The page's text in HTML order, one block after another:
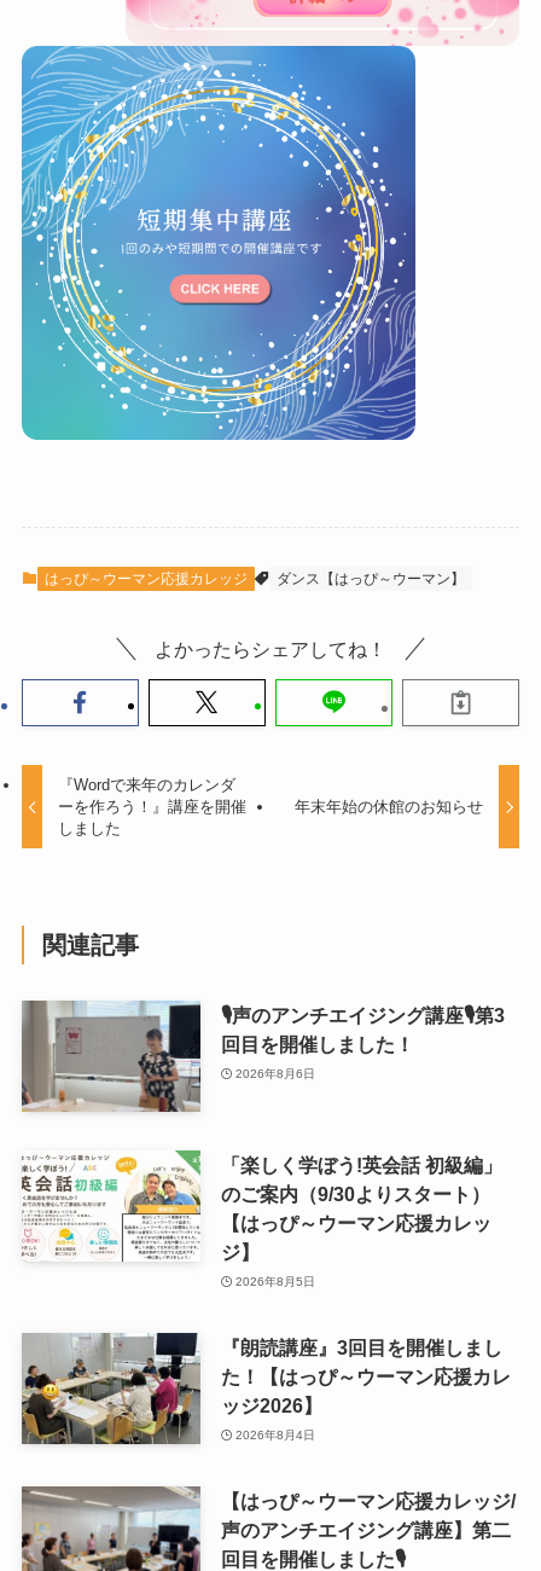
はっぴ～ウーマン応援カレッジ ダンス【はっぴ～ウーマン】
よかったらシェアしてね！
『Wordで来年のカレンダ
ーを作ろう！』講座を開催
しました
年末年始の休館のお知らせ
関連記事
🎙声のアンチエイジング講座🎙第3
回目を開催しました！
2026年8月6日
「楽しく学ぼう!英会話 初級編」
のご案内（9/30よりスタート）
【はっぴ～ウーマン応援カレッ
ジ】
2026年8月5日
『朗読講座』3回目を開催しまし
た！【はっぴ～ウーマン応援カレ
ッジ2026】
2026年8月4日
【はっぴ～ウーマン応援カレッジ/
声のアンチエイジング講座】第二
回目を開催しました🎙